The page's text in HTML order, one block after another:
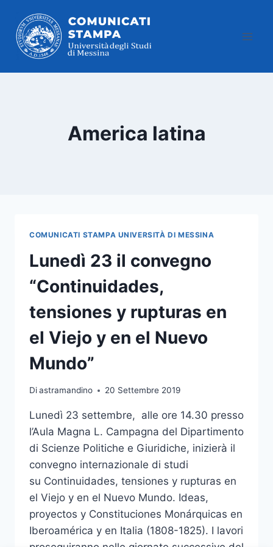
contenuto
America latina
COMUNICATI STAMPA UNIVERSITÀ DI MESSINA
Lunedì 23 il convegno
“Continuidades,
tensiones y rupturas en
el Viejo y en el Nuevo
Mundo”
Diastramandino 20 Settembre 2019
Lunedì 23 settembre, alle ore 14.30 presso
l’Aula Magna L. Campagna del Dipartimento
di Scienze Politiche e Giuridiche, inizierà il
convegno internazionale di studi
su Continuidades, tensiones y rupturas en
el Viejo y en el Nuevo Mundo. Ideas,
proyectos y Constituciones Monárquicas en
Iberoamérica y en Italia (1808-1825). I lavori